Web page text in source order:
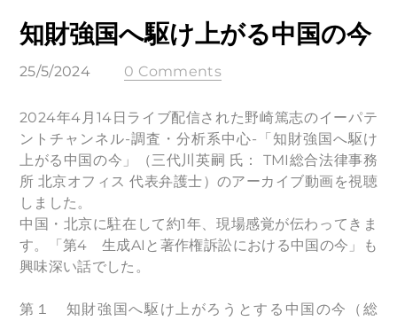
知財強国へ駆け上がる中国の今
25/5/2024 0 Comments
2024年4月14日ライブ配信された野崎篤志のイーパテ
ントチャンネル-調査・分析系中心-「知財強国へ駆け
上がる中国の今」（三代川英嗣 氏： TMI総合法律事務
所 北京オフィス 代表弁護士）のアーカイブ動画を視聴
しました。
中国・北京に駐在して約1年、現場感覚が伝わってきま
す。「第4 生成AIと著作権訴訟における中国の今」も
興味深い話でした。
第１ 知財強国へ駆け上がろうとする中国の今（総